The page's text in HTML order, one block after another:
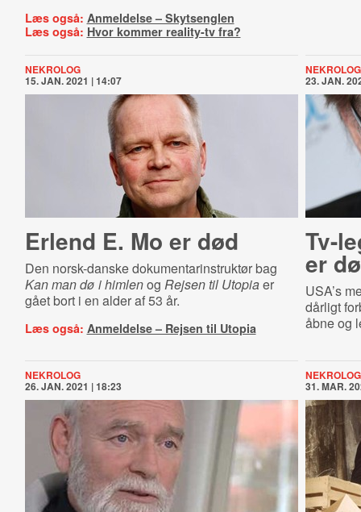
Læs også: Anmeldelse – Skytsenglen
Læs også: Hvor kommer reality-tv fra?
NEKROLOG
15. JAN. 2021 | 14:07
Erlend E. Mo er død
Den norsk-danske dokumentarinstruktør bag
Kan man dø i himlenog Rejsen til Utopiaer
gået bort i en alder af 53 år.
Læs også: Anmeldelse – Rejsen til Utopia
NEKROLOG
23. JAN.
Tv-
er
USA’s
dårligt
åbne og
NEKROLOG
26. JAN. 2021 | 18:23
NEKROLOG
31. MAR.